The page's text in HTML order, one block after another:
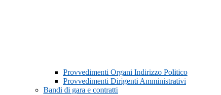
Provvedimenti Organi Indirizzo Politico
Provvedimenti Dirigenti Amministrativi
Bandi di gara e contratti